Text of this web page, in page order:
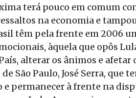
terá pouco em comum
na economia e
têm pela frente em 2006
àquela que opôs
alterar os ânimos e
São Paulo, José Serra, que
permanecer à frente na